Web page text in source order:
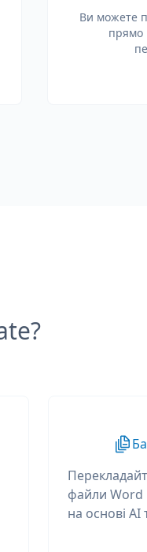
Ви можете
прямо
файли Word
на основі AI